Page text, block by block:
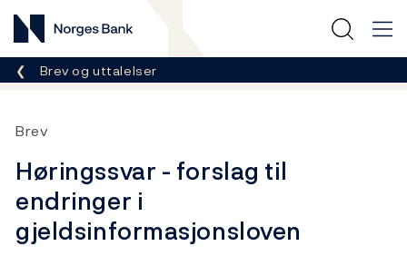
Norges Bank
Her er du nå:
Brev og uttalelser
Brev
Høringssvar - forslag til
endringer i
gjeldsinformasjonsloven